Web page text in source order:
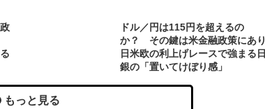
ドル／円は115円を超えるの
か？ その鍵は米金融政策にあり
日米欧の利上げレースで強まる日
銀の「置いてけぼり感」
もっと見る